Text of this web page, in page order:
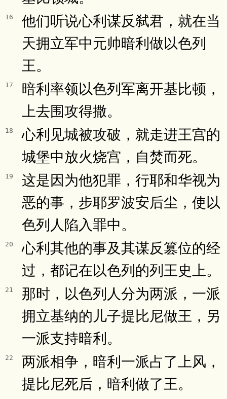
16
他们听说心利谋反弑君，就在当
天拥立军中元帅暗利做以色列
王。
17
暗利率领以色列军离开基比顿，
上去围攻得撒。
18
心利见城被攻破，就走进王宫的
城堡中放火烧宫，自焚而死。
19
这是因为他犯罪，行耶和华视为
恶的事，步耶罗波安后尘，使以
色列人陷入罪中。
20
心利其他的事及其谋反篡位的经
过，都记在以色列的列王史上。
21
那时，以色列人分为两派，一派
拥立基纳的儿子提比尼做王，另
一派支持暗利。
22
两派相争，暗利一派占了上风，
提比尼死后，暗利做了王。